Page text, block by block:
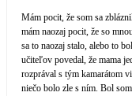
Mám pocit, že som sa
mám naozaj pocit, že so
sa to naozaj stalo, alebo to
učiteľov povedal, že mama
rozprával s tým kamarátom
niečo bolo zle s ním. Bol